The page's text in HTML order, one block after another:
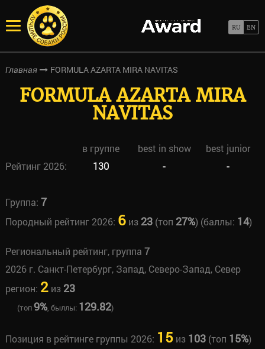
Главная FORMULA AZARTA MIRA NAVITAS
FORMULA AZARTA MIRA
NAVITAS
в группе best in show
best junior
Рейтинг 2026:
130 - -
Группа: 7
Породный рейтинг 2026: 6из 23(топ 27%) (баллы: 14)
Региональный рейтинг, группа 7
2026 г. Санкт-Петербург, Запад, Северо-Запад, Север
регион: 2из 23
(топ9%, быллы: 129.82)
Позиция в рейтинге группы 2026: 15из 103(топ 15%)